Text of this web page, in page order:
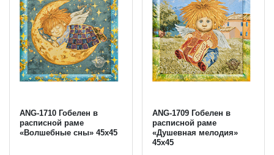
ANG-1710 Гобелен в
расписной раме
«Волшебные сны» 45х45
ANG-1709 Гобелен в
расписной раме
«Душевная мелодия»
45х45